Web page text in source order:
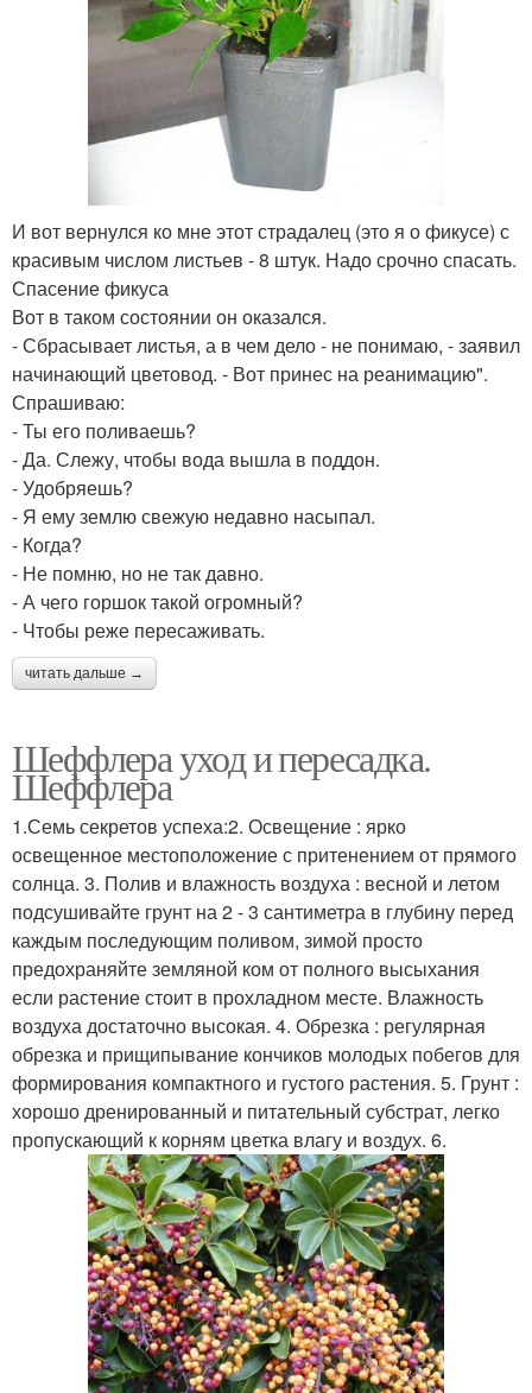
И вот вернулся ко мне этот страдалец (это я о фикусе) с
красивым числом листьев - 8 штук. Надо срочно спасать.
Спасение фикуса
Вот в таком состоянии он оказался.
- Сбрасывает листья, а в чем дело - не понимаю, - заявил
начинающий цветовод. - Вот принес на реанимацию".
Спрашиваю:
- Ты его поливаешь?
- Да. Слежу, чтобы вода вышла в поддон.
- Удобряешь?
- Я ему землю свежую недавно насыпал.
- Когда?
- Не помню, но не так давно.
- А чего горшок такой огромный?
- Чтобы реже пересаживать.
читать дальше →
Шеффлера уход и пересадка.
Шеффлера
1.Семь секретов успеха:2. Освещение : ярко
освещенное местоположение с притенением от прямого
солнца. 3. Полив и влажность воздуха : весной и летом
подсушивайте грунт на 2 - 3 сантиметра в глубину перед
каждым последующим поливом, зимой просто
предохраняйте земляной ком от полного высыхания
если растение стоит в прохладном месте. Влажность
воздуха достаточно высокая. 4. Обрезка : регулярная
обрезка и прищипывание кончиков молодых побегов для
формирования компактного и густого растения. 5. Грунт :
хорошо дренированный и питательный субстрат, легко
пропускающий к корням цветка влагу и воздух. 6.